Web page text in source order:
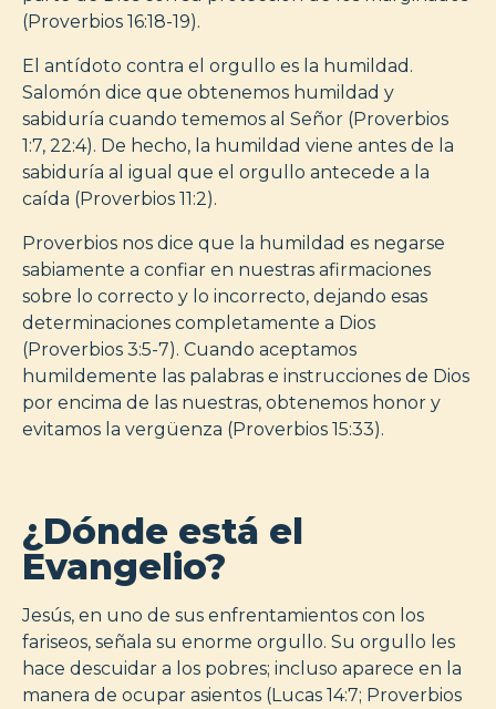
(Proverbios 16:18-19).
El antídoto contra el orgullo es la humildad.
Salomón dice que obtenemos humildad y
sabiduría cuando tememos al Señor (Proverbios
1:7, 22:4). De hecho, la humildad viene antes de la
sabiduría al igual que el orgullo antecede a la
caída (Proverbios 11:2).
Proverbios nos dice que la humildad es negarse
sabiamente a confiar en nuestras afirmaciones
sobre lo correcto y lo incorrecto, dejando esas
determinaciones completamente a Dios
(Proverbios 3:5-7). Cuando aceptamos
humildemente las palabras e instrucciones de Dios
por encima de las nuestras, obtenemos honor y
evitamos la vergüenza (Proverbios 15:33).
¿Dónde está el
Evangelio?
Jesús, en uno de sus enfrentamientos con los
fariseos, señala su enorme orgullo. Su orgullo les
hace descuidar a los pobres; incluso aparece en la
manera de ocupar asientos (Lucas 14:7; Proverbios